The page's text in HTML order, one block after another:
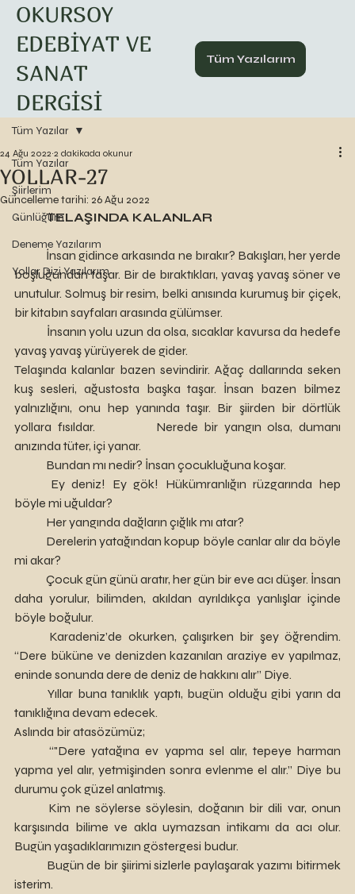
Tüm Yazılarım
OKURSOY
EDEBİYAT VE
SANAT
DERGİSİ
Tüm Yazılar
Şiirlerim
Günlüğüm
Deneme Yazılarım
Yollar Dizi Yazılarım
Tüm Yazılar
YOLLAR-27
24 Ağu 2022 2 dakikada okunur
Güncelleme tarihi: 26 Ağu 2022
TELAŞINDA KALANLAR
boşluğundan taşar. Bir de bıraktıkları, yavaş yavaş söner ve
unutulur. Solmuş bir resim, belki anısında kurumuş bir çiçek,
bir kitabın sayfaları arasında gülümser.
yavaş yavaş yürüyerek de gider.
Telaşında kalanlar bazen sevindirir. Ağaç dallarında seken
kuş sesleri, ağustosta başka taşar. İnsan bazen bilmez
yalnızlığını, onu hep yanında taşır. Bir şiirden bir dörtlük
yollara fısıldar. 		Nerede bir yangın olsa, dumanı
anızında tüter, içi yanar.
	Bundan mı nedir? İnsan çocukluğuna koşar.
böyle mi uğuldar?
	Her yangında dağların çığlık mı atar?
mi akar?
daha yorulur, bilimden, akıldan ayrıldıkça yanlışlar içinde
böyle boğulur.
“Dere büküne ve denizden kazanılan araziye ev yapılmaz,
eninde sonunda dere de deniz de hakkını alır” Diye.
	Yıllar buna tanıklık yaptı, bugün olduğu gibi yarın da
tanıklığına devam edecek.
Aslında bir atasözümüz;
	“"Dere yatağına ev yapma sel alır, tepeye harman
yapma yel alır, yetmişinden sonra evlenme el alır.” Diye bu
durumu çok güzel anlatmış.
karşısında bilime ve akla uymazsan intikamı da acı olur.
Bugün yaşadıklarımızın göstergesi budur.
isterim.